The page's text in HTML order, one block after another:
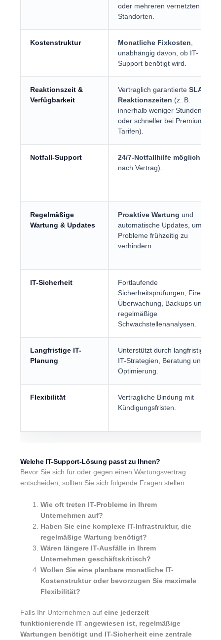
oder mehreren vernetzten
Standorten.
Kostenstruktur Monatliche Fixkosten
unabhängig davon, ob IT-
Support benötigt wird.
Reaktionszeit &
Verfügbarkeit
Vertraglich garantierte SLA-
Reaktionszeiten (z. B.
innerhalb weniger Stunden
oder schneller bei Premium-
Tarifen).
Notfall-Support 24/7-Notfallhilfe möglich
nach Vertrag).
Regelmäßige
Wartung & Updates
Proaktive Wartung und
automatische Updates, um
Probleme frühzeitig zu
verhindern.
IT-Sicherheit
Fortlaufende
Sicherheitsprüfungen, Firewall-
Überwachung, Backups und
regelmäßige
Schwachstellenanalysen.
Langfristige IT-
Planung
Unterstützt durch langfristige
IT-Strategien, Beratung und
Optimierung.
Flexibilität
Vertragliche Bindung mit
Kündigungsfristen.
Welche IT-Support-Lösung passt zu Ihnen?
Bevor Sie sich für oder gegen einen Wartungsvertrag
entscheiden, sollten Sie sich folgende Fragen stellen:
Wie oft treten IT-Probleme in Ihrem
Unternehmen auf?
Haben Sie eine komplexe IT-Infrastruktur, die
regelmäßige Wartung benötigt?
Wären längere IT-Ausfälle in Ihrem
Unternehmen geschäftskritisch?
Wollen Sie eine planbare monatliche IT-
Kostenstruktur oder bevorzugen Sie maximale
Flexibilität?
Falls Ihr Unternehmen auf eine jederzeit
funktionierende IT angewiesen ist, regelmäßige
Wartungen benötigt und IT-Sicherheit eine zentrale